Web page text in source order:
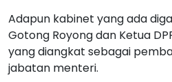
Adapun kabinet yang ada
Gotong Royong dan Ketua
yang diangkat sebagai
jabatan menteri.